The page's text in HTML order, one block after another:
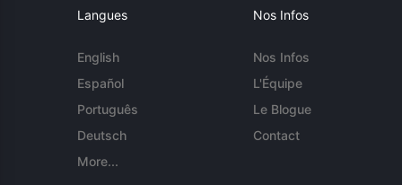
Langues
English
Español
Português
Deutsch
More...
Nos Infos
Nos Infos
L'Équipe
Le Blogue
Contact